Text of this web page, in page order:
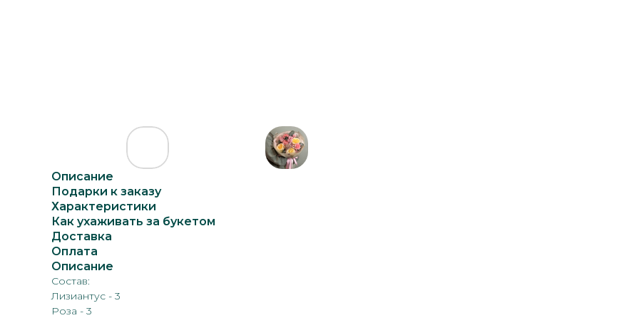
Описание
Подарки к заказу
Характеристики
Как ухаживать за букетом
Доставка
Оплата
Описание
Состав:
Лизиантус - 3
Роза - 3